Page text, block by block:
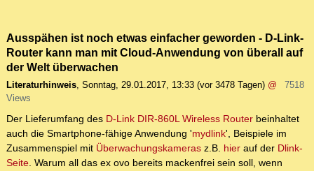
Ausspähen ist noch etwas einfacher geworden - D-Link-
Router kann man mit Cloud-Anwendung von überall auf
der Welt überwachen
Literaturhinweis, Sonntag, 29.01.2017, 13:33 (vor 3478 Tagen) @
7518
Views
Der Lieferumfang des D-Link DIR-860L Wireless Router beinhaltet
auch die Smartphone-fähige Anwendung 'mydlink', Beispiele im
Zusammenspiel mit Überwachungskameras z.B. hier auf der Dlink-
Seite. Warum all das ex ovo bereits mackenfrei sein soll, wenn